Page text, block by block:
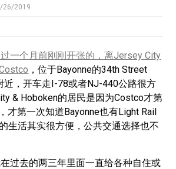
26/2019
一个月前刚刚开张的，离Jersey City
，位于Bayonne的34th Street
近，开车走I-78或者NJ-440公路很方
& Hoboken的居民是因为Costco才第
才第一次知道Bayonne也有Light Rail
生活其实很方便，公共交通选择也不
过去的两三年里面一直给各种自住或